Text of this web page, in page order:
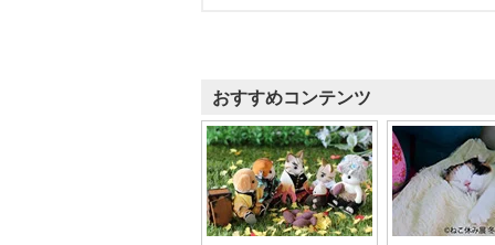
おすすめコンテンツ